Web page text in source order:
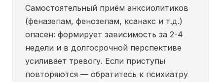
Самостоятельный приём анксиолитиков
(феназепам, фенозепам, ксанакс и т.д.)
опасен: формирует зависимость за 2-4
недели и в долгосрочной перспективе
усиливает тревогу. Если приступы
повторяются — обратитесь к психиатру